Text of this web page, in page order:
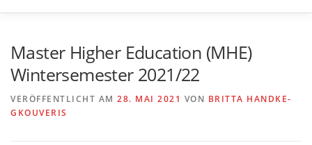
Master Higher Education (MHE)
Wintersemester 2021/22
VERÖFFENTLICHT AM 28. MAI 2021 VON BRITTA HANDKE-
GKOUVERIS